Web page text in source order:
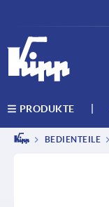
PRODUKTE
BEDIENTEILE